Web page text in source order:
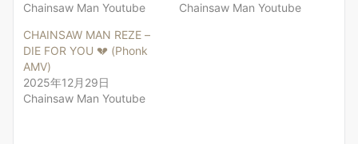
Chainsaw Man Youtube
Chainsaw Man Youtube
CHAINSAW MAN REZE –
DIE FOR YOU 💔 (Phonk
AMV)
2025年12月29日
Chainsaw Man Youtube